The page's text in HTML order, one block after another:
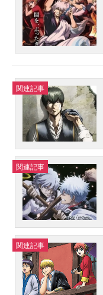
関連記事
関連記事
関連記事